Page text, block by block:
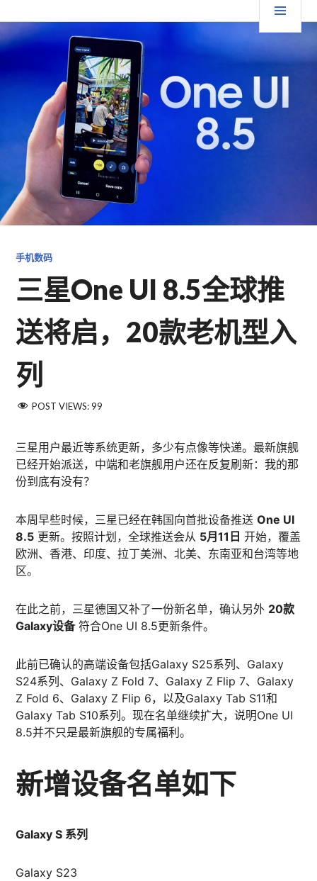
至
内
TGFC LIFESTYLE
单
手机数码
三星One UI 8.5全球推
送将启，20款老机型入
列
POST VIEWS: 99
三星用户最近等系统更新，多少有点像等快递。最新旗舰
已经开始派送，中端和老旗舰用户还在反复刷新：我的那
份到底有没有？
本周早些时候，三星已经在韩国向首批设备推送One UI
8.5 更新。按照计划，全球推送会从 5月11日 开始，覆盖
欧洲、香港、印度、拉丁美洲、北美、东南亚和台湾等地
区。
在此之前，三星德国又补了一份新名单，确认另外 20款
Galaxy设备符合One UI 8.5更新条件。
此前已确认的高端设备包括Galaxy S25系列、Galaxy
S24系列、Galaxy Z Fold 7、Galaxy Z Flip 7、Galaxy
Z Fold 6、Galaxy Z Flip 6，以及Galaxy Tab S11和
Galaxy Tab S10系列。现在名单继续扩大，说明One UI
8.5并不只是最新旗舰的专属福利。
新增设备名单如下
Galaxy S 系列
Galaxy S23